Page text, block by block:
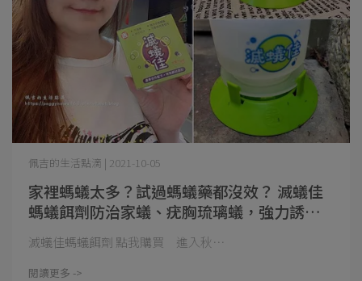
家裡螞蟻太多？試過螞蟻藥都沒效？ 滅蟻佳
螞蟻餌劑防治家蟻、疣胸琉璃蟻，強力誘引
全窩滅
佩吉的生活點滴 | 2021-10-05
滅蟻佳螞蟻餌劑 點我購買 進入秋⋯
閱讀更多 ->